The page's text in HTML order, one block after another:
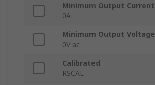
Minimum Output Current
0A
Minimum Output Voltage
0V ac
Calibrated
RSCAL